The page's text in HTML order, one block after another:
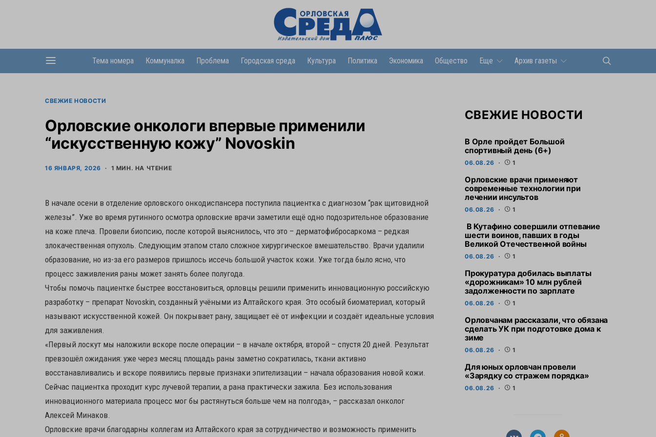
Тема номера Коммуналка Проблема Городская среда Культура Политика Экономика Общество Еще Архив газеты
СВЕЖИЕ НОВОСТИ
Орловские онкологи впервые применили
“искусственную кожу” Novoskin
16 ЯНВАРЯ, 2026 1 МИН. НА ЧТЕНИЕ
В начале осени в отделение орловского онкодиспансера поступила пациентка с диагнозом “рак щитовидной
железы”. Уже во время рутинного осмотра орловские врачи заметили ещё одно подозрительное образование
на коже плеча. Провели биопсию, после которой выяснилось, что это – дерматофибросаркома – редкая
злокачественная опухоль. Следующим этапом стало сложное хирургическое вмешательство. Врачи удалили
образование, но из-за его размеров пришлось иссечь большой участок кожи. Уже тогда было ясно, что
процесс заживления раны может занять более полугода.
Чтобы помочь пациентке быстрее восстановиться, орловцы решили применить инновационную российскую
разработку – препарат Novoskin, созданный учёными из Алтайского края. Это особый биоматериал, который
называют искусственной кожей. Он покрывает рану, защищает её от инфекции и создаёт идеальные условия
для заживления.
«Первый лоскут мы наложили вскоре после операции – в начале октября, второй – спустя 20 дней. Результат
превзошёл ожидания: уже через месяц площадь раны заметно сократилась, ткани активно
восстанавливались и вскоре появились первые признаки эпителизации – начала образования новой кожи.
Сейчас пациентка проходит курс лучевой терапии, а рана практически зажила. Без использования
инновационного материала процесс мог бы растянуться больше чем на полгода», – рассказал онколог
Алексей Минаков.
Орловские врачи благодарны коллегам из Алтайского края за сотрудничество и возможность применить
СВЕЖИЕ НОВОСТИ
В Орле пройдет Большой
спортивный день (6+)
06.08.26 1
Орловские врачи применяют
современные технологии при
лечении инсультов
06.08.26 1
В Кутафино совершили отпевание
шести воинов, павших в годы
Великой Отечественной войны
06.08.26 1
Прокуратура добилась выплаты
«дорожникам» 10 млн рублей
задолженности по зарплате
06.08.26 1
Орловчанам рассказали, что обязана
сделать УК при подготовке дома к
зиме
06.08.26 1
Для юных орловчан провели
«Зарядку со стражем порядка»
06.08.26 1